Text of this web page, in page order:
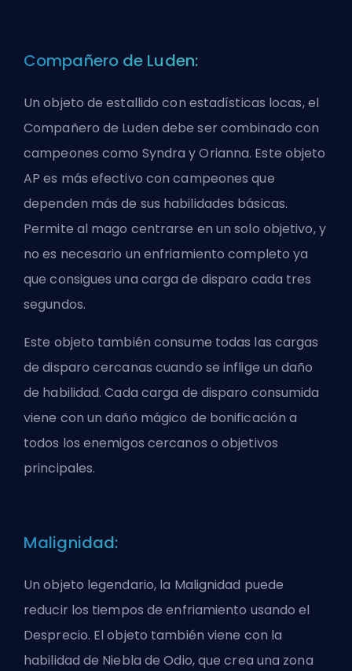
Compañero de Luden:
Un objeto de estallido con estadísticas locas, el
Compañero de Luden debe ser combinado con
campeones como Syndra y Orianna. Este objeto
AP es más efectivo con campeones que
dependen más de sus habilidades básicas.
Permite al mago centrarse en un solo objetivo, y
no es necesario un enfriamiento completo ya
que consigues una carga de disparo cada tres
segundos.
Este objeto también consume todas las cargas
de disparo cercanas cuando se inflige un daño
de habilidad. Cada carga de disparo consumida
viene con un daño mágico de bonificación a
todos los enemigos cercanos o objetivos
principales.
Malignidad:
Un objeto legendario, la Malignidad puede
reducir los tiempos de enfriamiento usando el
Desprecio. El objeto también viene con la
habilidad de Niebla de Odio, que crea una zona